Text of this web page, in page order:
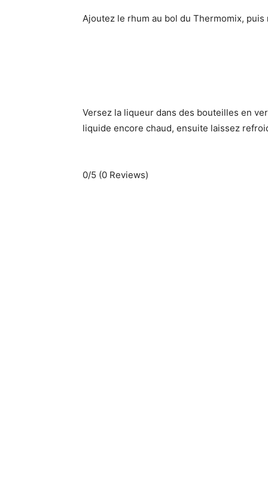
Ajoutez le rhum au bol du Thermomix,
Versez la liqueur dans des bouteilles en
liquide encore chaud, ensuite laissez
0/5 (0 Reviews)